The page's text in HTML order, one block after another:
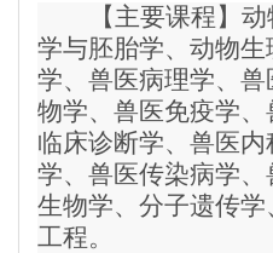
【主要课程】
学与胚胎学、动物
学、兽医病理学、
物学、兽医免疫学
临床诊断学、兽医
学、兽医传染病学
生物学、分子遗传
工程。